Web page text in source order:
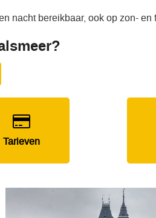
nacht bereikbaar, ook op zon- en
Tarieven